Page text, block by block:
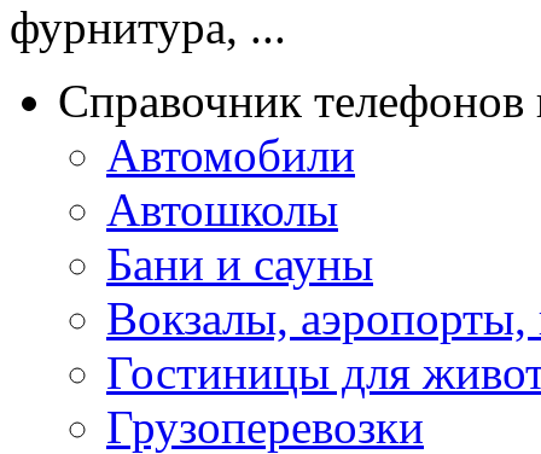
фурнитура, ...
Справочник
Автомобили
Автошколы
Бани и сауны
Вокзалы,
Гостиницы для
Грузоперевозки